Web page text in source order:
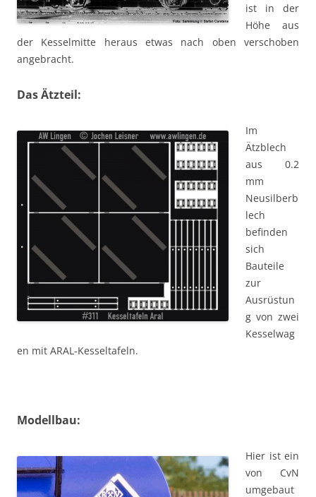
ist in der
Höhe aus
der Kesselmitte heraus etwas nach oben verschoben
angebracht.
Das Ätzteil:
Im
Ätzblech
aus 0.2
mm
Neusilberb
lech
befinden
sich
Bauteile
zur
Ausrüstun
g von zwei
Kesselwag
en mit ARAL-Kesseltafeln.
Modellbau:
Hier ist ein
von CvN
umgebaut